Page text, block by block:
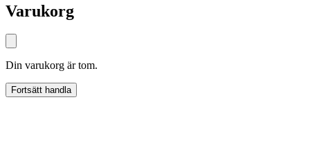
Varukorg
Din varukorg är tom.
Fortsätt handla